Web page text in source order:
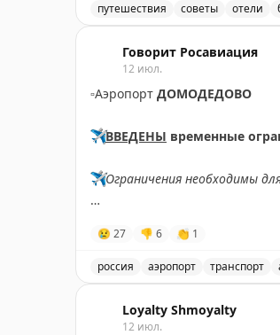
ситуации. Вопрос остается
реальной опасности?
The Gate with Brian Cohen
путешествия советы отели
Говорит Росавиация
12 июл.
▫️Аэропорт ДОМОДЕДОВО
✈️ВВЕДЕНЫ временные
✈️Ограничения необходимы
😢 27 👎 6 👏 1
россия аэропорт транспорт
Loyalty Shmoyalty
12 июл.